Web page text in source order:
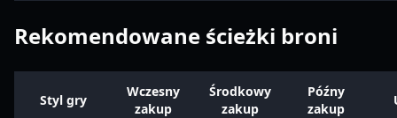
Rekomendowane ścieżki broni
Styl gry
Wczesny
zakup
Środkowy
zakup
Późny
zakup